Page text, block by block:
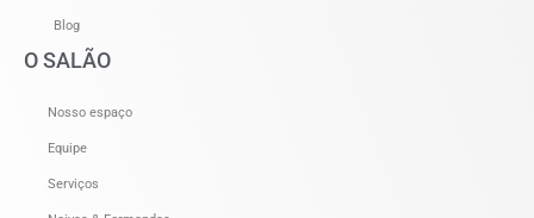
Blog
O SALÃO
Nosso espaço
Equipe
Serviços